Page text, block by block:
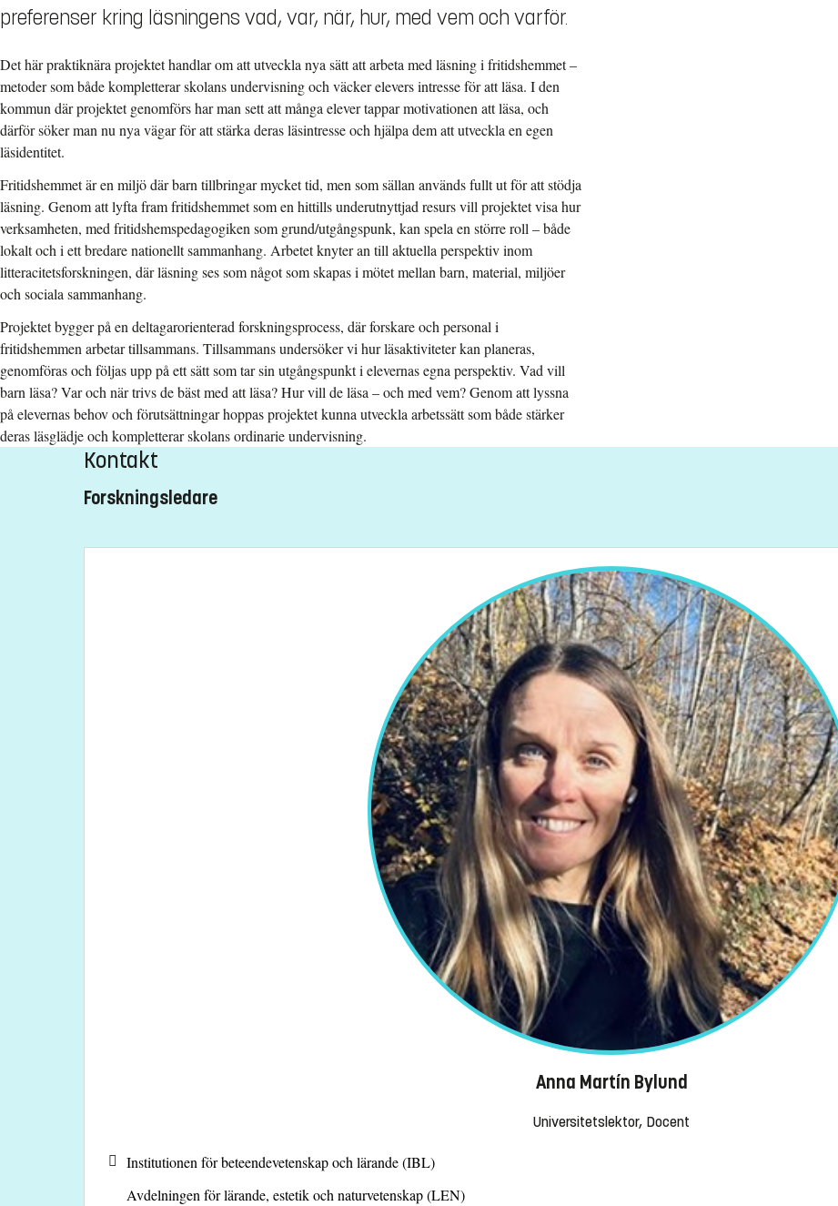
preferenser kring läsningens vad, var, när, hur, med vem och varför.
Det här praktiknära projektet handlar om att utveckla nya sätt att arbeta med läsning i fritidshemmet –
metoder som både kompletterar skolans undervisning och väcker elevers intresse för att läsa. I den
kommun där projektet genomförs har man sett att många elever tappar motivationen att läsa, och
därför söker man nu nya vägar för att stärka deras läsintresse och hjälpa dem att utveckla en egen
läsidentitet.
Fritidshemmet är en miljö där barn tillbringar mycket tid, men som sällan används fullt ut för att stödja
läsning. Genom att lyfta fram fritidshemmet som en hittills underutnyttjad resurs vill projektet visa hur
verksamheten, med fritidshemspedagogiken som grund/utgångspunk, kan spela en större roll – både
lokalt och i ett bredare nationellt sammanhang. Arbetet knyter an till aktuella perspektiv inom
litteracitetsforskningen, där läsning ses som något som skapas i mötet mellan barn, material, miljöer
och sociala sammanhang.
Projektet bygger på en deltagarorienterad forskningsprocess, där forskare och personal i
fritidshemmen arbetar tillsammans. Tillsammans undersöker vi hur läsaktiviteter kan planeras,
genomföras och följas upp på ett sätt som tar sin utgångspunkt i elevernas egna perspektiv. Vad vill
barn läsa? Var och när trivs de bäst med att läsa? Hur vill de läsa – och med vem? Genom att lyssna
på elevernas behov och förutsättningar hoppas projektet kunna utveckla arbetssätt som både stärker
deras läsglädje och kompletterar skolans ordinarie undervisning.
Kontakt
Forskningsledare
Anna Martín Bylund
Universitetslektor, Docent
Institutionen för beteendevetenskap och lärande (IBL)
Avdelningen för lärande, estetik och naturvetenskap (LEN)